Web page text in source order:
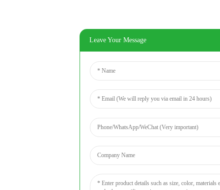
Leave Your Message